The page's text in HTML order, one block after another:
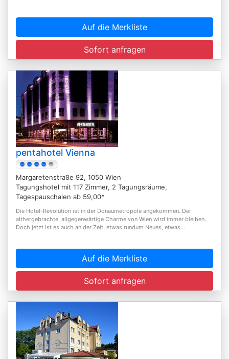
Auf die Merkliste
Sofort anfragen
pentahotel Vienna
Margaretenstraße 92, 1050 Wien
Tagungshotel mit 117 Zimmer, 2 Tagungsräume,
Tagespauschalen ab 59,00*
Die Hotel-Revolution ist in der Donaumetropole angekommen. Der
althergebrachte, allgegenwärtige Charme von Wien wird immer bleiben.
Doch jetzt ist es auch an der Zeit, etwas rundum Neues, etwas...
Auf die Merkliste
Sofort anfragen